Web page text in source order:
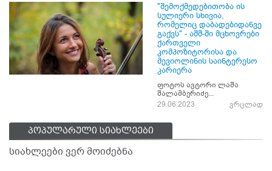
"შემოქმედებითობა ის
სულიერი სხივია,
რომელიც დაბადებიდანვე
გაქვს" - აშშ-ში მცხოვრები
ქართველი
კომპოზიტორისა და
მევიოლინის საინტერესო
კარიერა
ფოტოს ავტორი ლაშა
შალამბერიძე...
29.06.2023
ვრცლად
პოპულარული სიახლეები
სიახლეები ვერ მოიძებნა